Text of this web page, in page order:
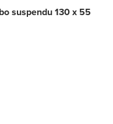
suspendu 130 x 55